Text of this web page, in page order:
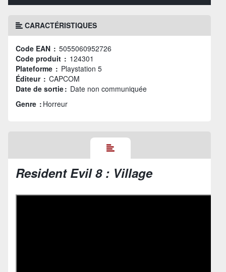
CARACTÉRISTIQUES
Code EAN : 5055060952726
Code produit : 124301
Plateforme : Playstation 5
Éditeur : CAPCOM
Date de sortie : Date non communiquée
Genre : Horreur
Resident Evil 8 : Village